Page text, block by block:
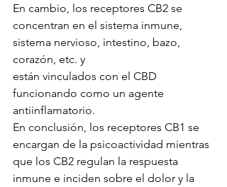
En cambio, los receptores CB2 se
concentran en el sistema inmune,
sistema nervioso, intestino, bazo,
corazón, etc. y
están vinculados con el CBD
funcionando como un agente
antiinflamatorio.
En conclusión, los receptores CB1 se
encargan de la psicoactividad mientras
que los CB2 regulan la respuesta
inmune e inciden sobre el dolor y la